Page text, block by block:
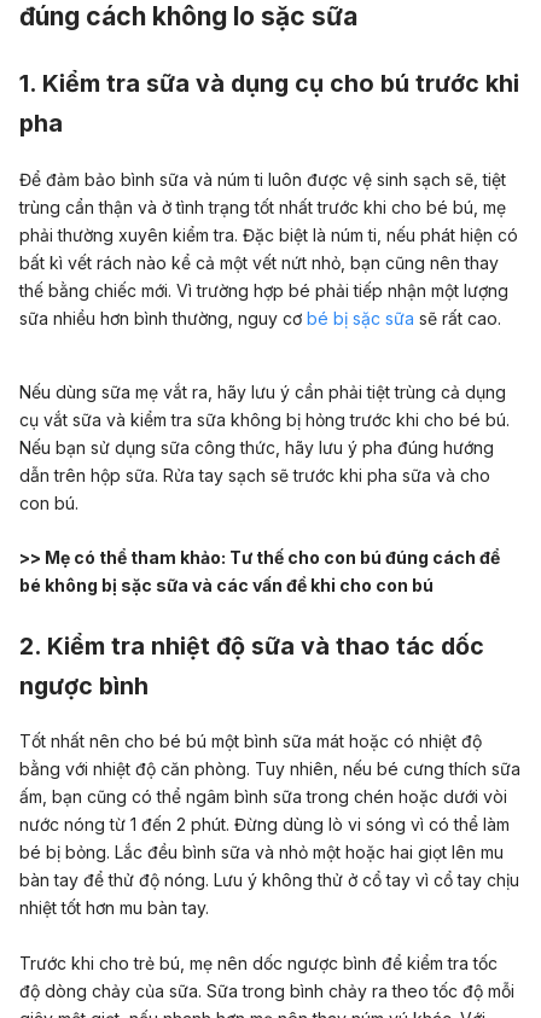
đúng cách không lo sặc sữa
1. Kiểm tra sữa và dụng cụ cho bú trước khi
pha
Để đảm bảo bình sữa và núm ti luôn được vệ sinh sạch sẽ, tiệt
trùng cẩn thận và ở tình trạng tốt nhất trước khi cho bé bú, mẹ
phải thường xuyên kiểm tra. Đặc biệt là núm ti, nếu phát hiện có
bất kì vết rách nào kể cả một vết nứt nhỏ, bạn cũng nên thay
thế bằng chiếc mới. Vì trường hợp bé phải tiếp nhận một lượng
sữa nhiều hơn bình thường, nguy cơ bé bị sặc sữa sẽ rất cao.
Nếu dùng sữa mẹ vắt ra, hãy lưu ý cần phải tiệt trùng cả dụng
cụ vắt sữa và kiểm tra sữa không bị hỏng trước khi cho bé bú.
Nếu bạn sử dụng sữa công thức, hãy lưu ý pha đúng hướng
dẫn trên hộp sữa. Rửa tay sạch sẽ trước khi pha sữa và cho
con bú.
>> Mẹ có thể tham khảo: Tư thế cho con bú đúng cách để
bé không bị sặc sữa và các vấn đề khi cho con bú
2. Kiểm tra nhiệt độ sữa và thao tác dốc
ngược bình
Tốt nhất nên cho bé bú một bình sữa mát hoặc có nhiệt độ
bằng với nhiệt độ căn phòng. Tuy nhiên, nếu bé cưng thích sữa
ấm, bạn cũng có thể ngâm bình sữa trong chén hoặc dưới vòi
nước nóng từ 1 đến 2 phút. Đừng dùng lò vi sóng vì có thể làm
bé bị bỏng. Lắc đều bình sữa và nhỏ một hoặc hai giọt lên mu
bàn tay để thử độ nóng. Lưu ý không thử ở cổ tay vì cổ tay chịu
nhiệt tốt hơn mu bàn tay.
Trước khi cho trẻ bú, mẹ nên dốc ngược bình để kiểm tra tốc
độ dòng chảy của sữa. Sữa trong bình chảy ra theo tốc độ mỗi